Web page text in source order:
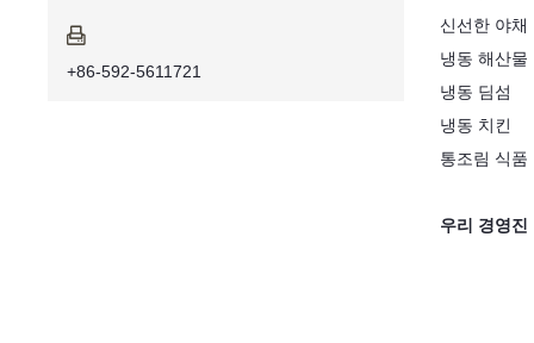
신선한 야채
냉동 해산물
냉동 딤섬
냉동 치킨
통조림 식품
우리 경영진

+86-592-5611721